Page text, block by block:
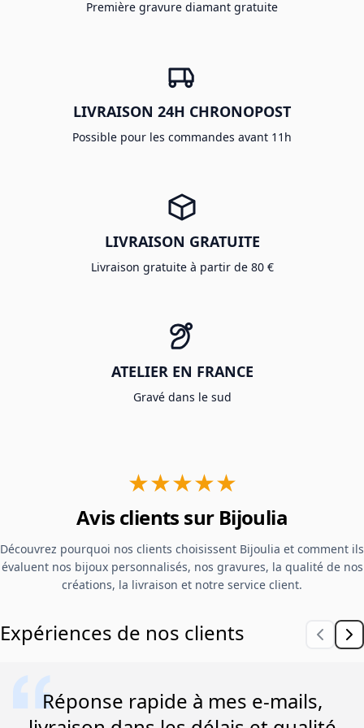
Première gravure diamant gratuite
LIVRAISON 24H CHRONOPOST
Possible pour les commandes avant 11h
LIVRAISON GRATUITE
Livraison gratuite à partir de 80 €
ATELIER EN FRANCE
Gravé dans le sud
★★★★★
Avis clients sur Bijoulia
Découvrez pourquoi nos clients choisissent Bijoulia et comment ils
évaluent nos bijoux personnalisés, nos gravures, la qualité de nos
créations, la livraison et notre service client.
Expériences de nos clients
Réponse rapide à mes e-mails,